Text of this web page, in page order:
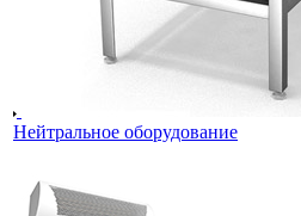
Нейтральное оборудование